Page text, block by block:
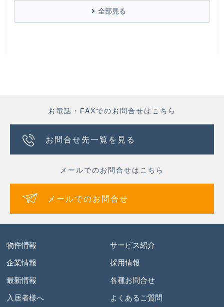
全部見る
お電話・FAXでのお問合せはこちら
お問合せ先一覧を見る
メールでのお問合せはこちら
メールでのお問合せ
物件情報 サービス紹介
企業情報 採用情報
最新情報 各種お問合せ
入居者様へ よくあるご質問